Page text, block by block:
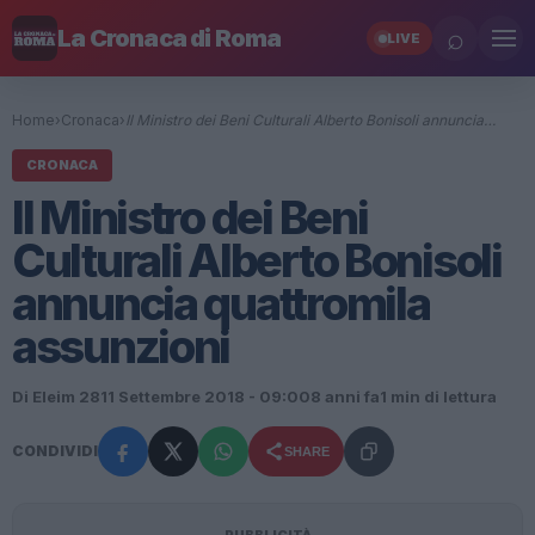
La Cronaca di Roma LIVE ⌕
Home› Cronaca› Il Ministro dei Beni Culturali Alberto Bonisoli annuncia…
CRONACA
Il Ministro dei Beni
Culturali Alberto Bonisoli
annuncia quattromila
assunzioni
Di Eleim 2811 Settembre 2018 - 09:008 anni fa1 min di lettura
CONDIVIDI SHARE